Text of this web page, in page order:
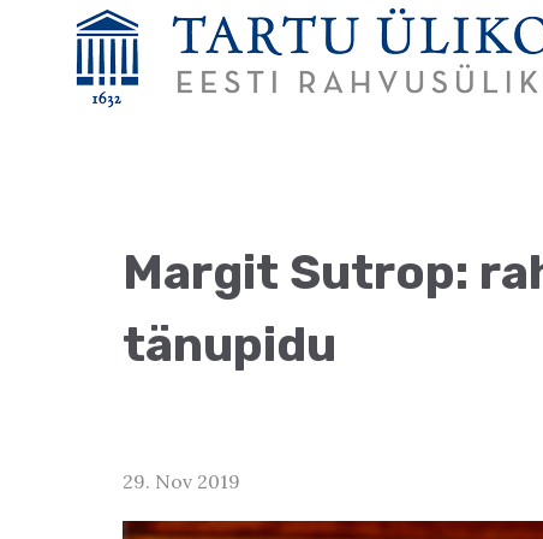
Margit Sutrop:
tänupidu
29. Nov 2019